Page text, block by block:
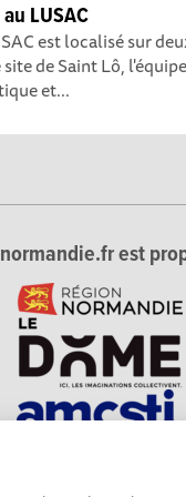
LUSAC
est localisé sur
de Saint Lô,
et...
est